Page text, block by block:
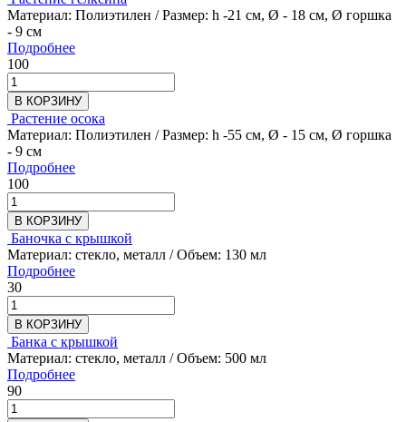
Материал: Полиэтилен / Размер: h -21 см, Ø - 18 см, Ø горшка
- 9 см
Подробнее
100
В КОРЗИНУ
Растение осока
Материал: Полиэтилен / Размер: h -55 см, Ø - 15 см, Ø горшка
- 9 см
Подробнее
100
В КОРЗИНУ
Баночка с крышкой
Материал: стекло, металл / Объем: 130 мл
Подробнее
30
В КОРЗИНУ
Банка с крышкой
Материал: стекло, металл / Объем: 500 мл
Подробнее
90